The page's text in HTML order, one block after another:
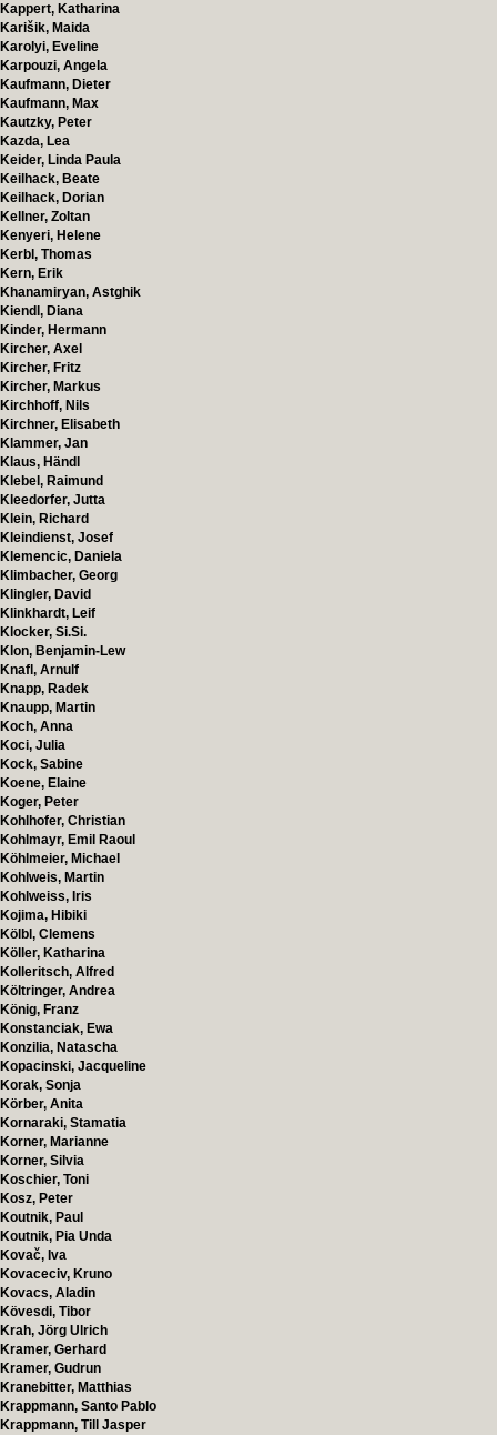
Kappert, Katharina
Karišik, Maida
Karolyi, Eveline
Karpouzi, Angela
Kaufmann, Dieter
Kaufmann, Max
Kautzky, Peter
Kazda, Lea
Keider, Linda Paula
Keilhack, Beate
Keilhack, Dorian
Kellner, Zoltan
Kenyeri, Helene
Kerbl, Thomas
Kern, Erik
Khanamiryan, Astghik
Kiendl, Diana
Kinder, Hermann
Kircher, Axel
Kircher, Fritz
Kircher, Markus
Kirchhoff, Nils
Kirchner, Elisabeth
Klammer, Jan
Klaus, Händl
Klebel, Raimund
Kleedorfer, Jutta
Klein, Richard
Kleindienst, Josef
Klemencic, Daniela
Klimbacher, Georg
Klingler, David
Klinkhardt, Leif
Klocker, Si.Si.
Klon, Benjamin-Lew
Knafl, Arnulf
Knapp, Radek
Knaupp, Martin
Koch, Anna
Koci, Julia
Kock, Sabine
Koene, Elaine
Koger, Peter
Kohlhofer, Christian
Kohlmayr, Emil Raoul
Köhlmeier, Michael
Kohlweis, Martin
Kohlweiss, Iris
Kojima, Hibiki
Kölbl, Clemens
Köller, Katharina
Kolleritsch, Alfred
Költringer, Andrea
König, Franz
Konstanciak, Ewa
Konzilia, Natascha
Kopacinski, Jacqueline
Korak, Sonja
Körber, Anita
Kornaraki, Stamatia
Korner, Marianne
Korner, Silvia
Koschier, Toni
Kosz, Peter
Koutnik, Paul
Koutnik, Pia Unda
Kovač, Iva
Kovaceciv, Kruno
Kovacs, Aladin
Kövesdi, Tibor
Krah, Jörg Ulrich
Kramer, Gerhard
Kramer, Gudrun
Kranebitter, Matthias
Krappmann, Santo Pablo
Krappmann, Till Jasper